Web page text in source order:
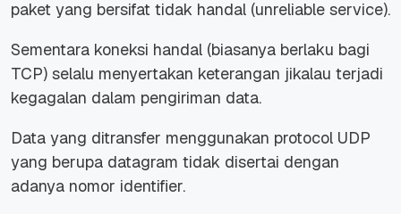
paket yang bersifat tidak handal (unreliable service).
Sementara koneksi handal (biasanya berlaku bagi
TCP) selalu menyertakan keterangan jikalau terjadi
kegagalan dalam pengiriman data.
Data yang ditransfer menggunakan protocol UDP
yang berupa datagram tidak disertai dengan
adanya nomor identifier.